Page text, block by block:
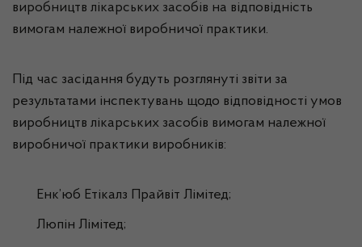
виробництв лікарських засобів на відповідність
вимогам належної виробничої практики.
Під час засідання будуть розглянуті звіти за
результатами інспектувань щодо відповідності умов
виробництв лікарських засобів вимогам належної
виробничої практики виробників:
Енк’юб Етікалз Прайвіт Лімітед;
Люпін Лімітед;